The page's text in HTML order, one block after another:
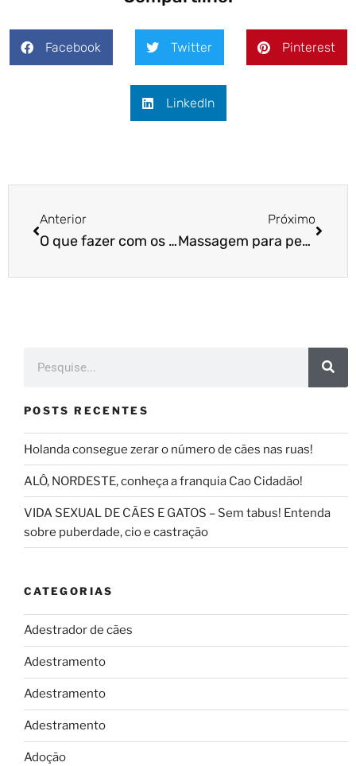
Facebook Twitter Pinterest
LinkedIn
Anterior
O que fazer com os cães que tem medo de ir ao veterinário ou pet shop
Próximo
Massagem para pets: conheça os benefícios
POSTS RECENTES
Holanda consegue zerar o número de cães nas ruas!
ALÔ, NORDESTE, conheça a franquia Cao Cidadão!
VIDA SEXUAL DE CÃES E GATOS – Sem tabus! Entenda
sobre puberdade, cio e castração
CATEGORIAS
Adestrador de cães
Adestramento
Adestramento
Adestramento
Adoção